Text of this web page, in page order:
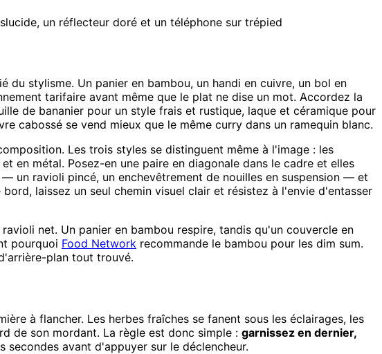
un réflecteur doré et un téléphone sur trépied
stylisme. Un panier en bambou, un handi en cuivre, un bol en
tarifaire avant même que le plat ne dise un mot. Accordez la
de bananier pour un style frais et rustique, laque et céramique pour
cabossé se vend mieux que le même curry dans un ramequin blanc.
Les trois styles se distinguent même à l'image : les
en métal. Posez-en une paire en diagonale dans le cadre et elles
un ravioli pincé, un enchevêtrement de nouilles en suspension — et
laissez un seul chemin visuel clair et résistez à l'envie d'entasser
net. Un panier en bambou respire, tandis qu'un couvercle en
pourquoi Food Network recommande le bambou pour les dim sum.
plan tout trouvé.
à flancher. Les herbes fraîches se fanent sous les éclairages, les
de son mordant. La règle est donc simple : garnissez en dernier,
secondes avant d'appuyer sur le déclencheur.